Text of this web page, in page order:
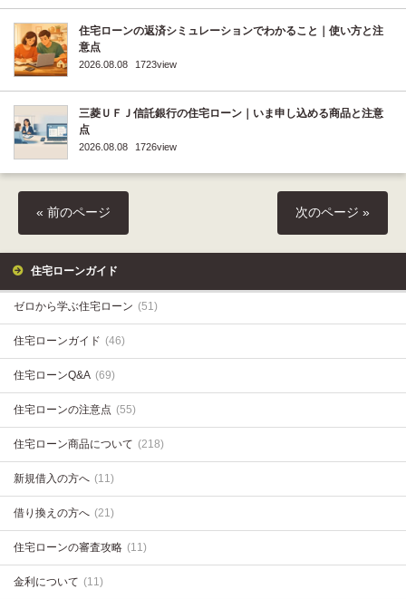
住宅ローンの返済シミュレーションでわかること｜使い方と注
意点
2026.08.08 1723view
三菱ＵＦＪ信託銀行の住宅ローン｜いま申し込める商品と注意
点
2026.08.08 1726view
« 前のページ 次のページ »
住宅ローンガイド
ゼロから学ぶ住宅ローン (51)
住宅ローンガイド (46)
住宅ローンQ&A (69)
住宅ローンの注意点 (55)
住宅ローン商品について (218)
新規借入の方へ (11)
借り換えの方へ (21)
住宅ローンの審査攻略 (11)
金利について (11)